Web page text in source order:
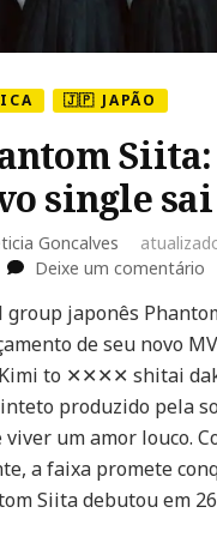
🇯🇵 JAPÃO
Siita:
single
Goncalves
Deixe um comentário
group japonês
de seu novo
to ✕✕✕✕ shitai
produzido pela
viver um amor louco.
a faixa promete
Siita debutou em